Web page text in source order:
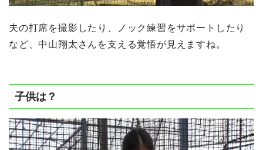
夫の打席を撮影したり、ノック練習をサポートしたり
など、中山翔太さんを支える覚悟が見えますね。
子供は？